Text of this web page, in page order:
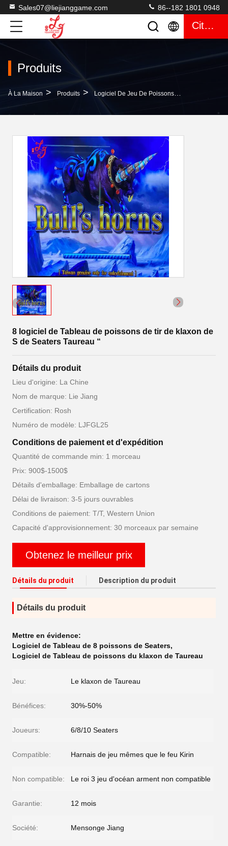
Sales07@liejianggame.com 86--182 1801 0948
Citation
Produits
À La Maison > Produits > Logiciel De Jeu De Poissons >
8 logiciel de Tableau de poissons de tir de klaxon de
S de Seaters Taureau “
Détails du produit
Lieu d'origine: La Chine
Nom de marque: Lie Jiang
Certification: Rosh
Numéro de modèle: LJFGL25
Conditions de paiement et d'expédition
Quantité de commande min: 1 morceau
Prix: 900$-1500$
Détails d'emballage: Emballage de cartons
Délai de livraison: 3-5 jours ouvrables
Conditions de paiement: T/T, Western Union
Capacité d'approvisionnement: 30 morceaux par semaine
Obtenez le meilleur prix
Détails du produit Description du produit
Détails du produit
Mettre en évidence:
Logiciel de Tableau de 8 poissons de Seaters,
Logiciel de Tableau de poissons du klaxon de Taureau
Jeu: Le klaxon de Taureau
Bénéfices: 30%-50%
Joueurs: 6/8/10 Seaters
Compatible: Harnais de jeu mêmes que le feu Kirin
Non compatible: Le roi 3 jeu d'océan arment non compatible
Garantie: 12 mois
Société: Mensonge Jiang